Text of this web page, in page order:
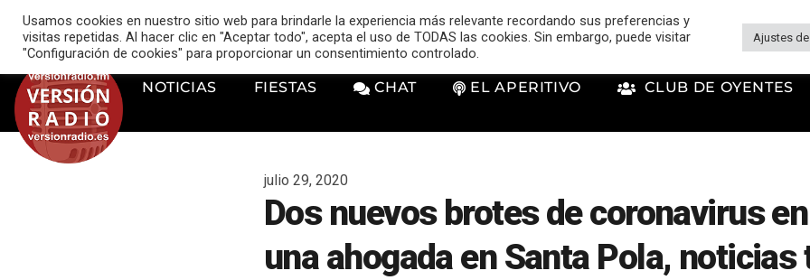
music_note VERSIÓN RADIO
NOTICIAS FIESTAS CHAT EL APERITIVO CLUB DE OYENTES
julio 29, 2020
Dos nuevos brotes de coronavirus
una ahogada en Santa Pola,
Usamos cookies en nuestro sitio web para brindarle la experiencia más relevante recordando sus preferencias y
visitas repetidas. Al hacer clic en "Aceptar todo", acepta el uso de TODAS las cookies. Sin embargo, puede visitar
"Configuración de cookies" para proporcionar un consentimiento controlado.
Ajustes